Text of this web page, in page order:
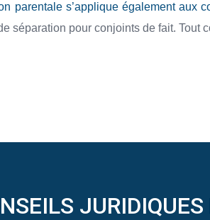
parentale s’applique également
séparation pour conjoints de fait.